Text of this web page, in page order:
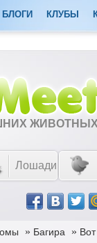
БЛОГИ КЛУБЫ
Лошади
» Багира »